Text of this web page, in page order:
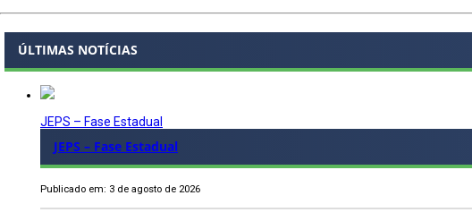
ÚLTIMAS NOTÍCIAS
JEPS – Fase Estadual
JEPS – Fase Estadual
Publicado em: 3 de agosto de 2026